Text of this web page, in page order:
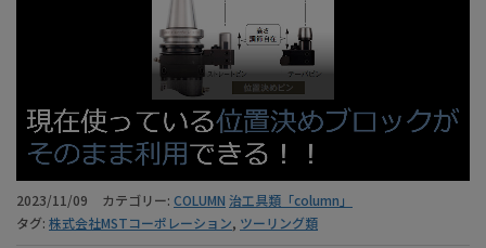
2023/11/09 カテゴリー: COLUMN 治工具類「column」
タグ: 株式会社MSTコーポレーション, ツーリング類